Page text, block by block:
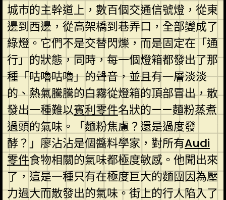
城市的主幹道上，數百個交通信號燈，從東
邊到西邊，從高架橋到巷弄口，全部變成了
綠燈。它們不是交替閃爍，而是固定在「通
行」的狀態，同時，每一個燈箱都發出了那
種「咕嚕咕嚕」的聲音，並且有一層淡淡
的、熱氣騰騰的白霧從燈箱的頂部冒出，散
發出一種難以賓利零件名狀的——麵粉蒸煮
過頭的氣味。「麵粉焦慮？還是過度發
酵？」廖沾沾是個醬料學家，對所有Audi
零件食物相關的氣味都極度敏感。他聞出來
了，這是一種只有在極度巨大的麵團因為壓
力過大而散發出的氣味。街上的行人陷入了